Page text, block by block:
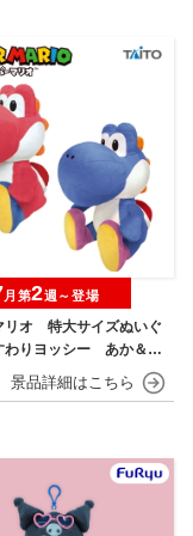
リオ 特大サイズぬいぐ
りヨッシー あか＆あ
月第2週～登場